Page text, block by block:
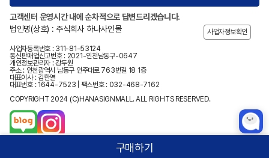
고객센터 운영시간 내에 순차적으로 답변드리겠습니다.
법인명(상호) : 주식회사 하나사인몰
사업자정보확인
사업자등록번호 : 311-81-53124
통신판매업신고번호 : 2021-인천남동구-0647
개인정보관리자 : 강두원
주소 : 인천광역시 남동구 인주대로 763번길 18 1층
대표이사 : 김한열
대표번호 : 1644-7523 | 팩스번호 : 032-468-7162
COPYRIGHT 2024 (C)HANASIGNMALL. ALL RIGHTS RESERVED.
구매하기